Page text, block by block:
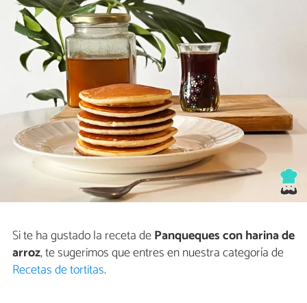
Si te ha gustado la receta dePanqueques con harina de
arroz, te sugerimos que entres en nuestra categoría de
Recetas de tortitas.